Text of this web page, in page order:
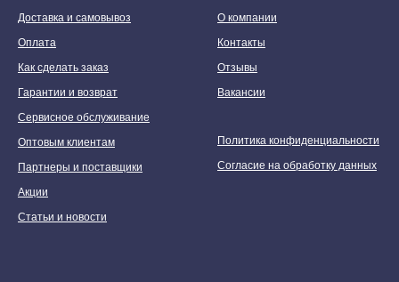
Доставка и самовывоз
Оплата
Как сделать заказ
Гарантии и возврат
Сервисное обслуживание
Оптовым клиентам
Партнеры и поставщики
Акции
Статьи и новости
О компании
Контакты
Отзывы
Вакансии
Политика конфиденциальности
Согласие на обработку данных